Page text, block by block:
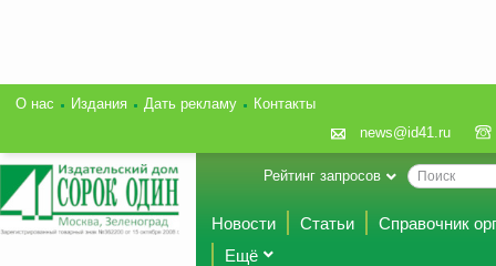
О нас Издания Дать рекламу
Контакты
news@id41.ru
Рейтинг запросов
Новости Статьи
Справочник
Ещё